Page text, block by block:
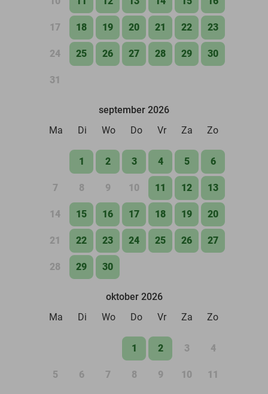
17 18 19 20 21 22 23
24 25 26 27 28 29 30
31
september 2026
Ma
Di Wo Do Vr Za Zo
1 2 3 4 5 6
7 8 9 10 11 12 13
14 15 16 17 18 19 20
21 22 23 24 25 26 27
28 29 30
oktober 2026
Ma
Di Wo Do Vr Za Zo
1 2 3 4
5 6 7 8 9 10 11